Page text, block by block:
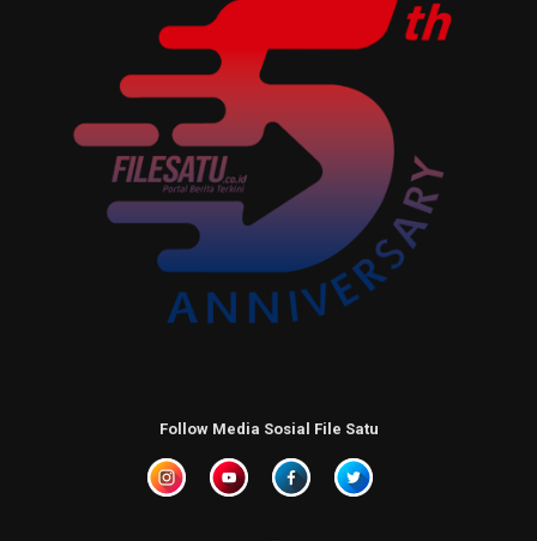
Follow Media Sosial File Satu